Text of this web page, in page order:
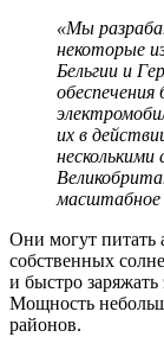
«Мы
некоторые
Бельгии и
обеспечения
их в
масштабное
Они могут питать
собственных
и быстро
Мощность
районов.